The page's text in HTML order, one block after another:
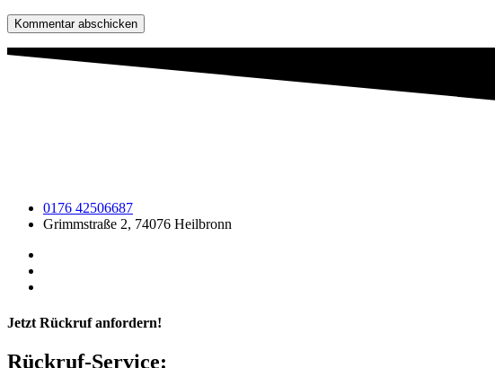
0176 42506687
Grimmstraße 2, 74076 Heilbronn
Jetzt Rückruf anfordern!
Rückruf-Service: